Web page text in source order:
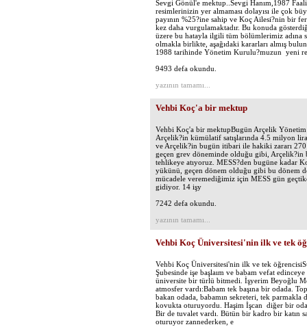
Sevgi Gönül'e mektup..Sevgi Hanım,1987
resimlerinizin yer almaması dolayısı ile çok
payının %25?ine sahip ve Koç Ailesi?nin bir
kez daha vurgulamaktadır. Bu konuda
üzere bu hatayla ilgili tüm bölümlerimiz adına
olmakla birlikte, aşağıdaki kararları almış
1988 tarihinde Yönetim Kurulu?muzun yeni
9493 defa okundu.
yazının tamamı...
Vehbi Koç'a bir mektup
Vehbi Koç'a bir mektupBugün Arçelik Yönetim
Arçelik?in kümülatif satışlarında 4.5 milyon
ve Arçelik?in bugün itibari ile hakiki zararı
geçen grev döneminde olduğu gibi, Arçelik?in
tehlikeye atıyoruz. MESS?den bugüne kadar
yükünü, geçen dönem olduğu gibi bu dönem
mücadele veremediğimiz için MESS gün
gidiyor. 14 işy
7242 defa okundu.
yazının tamamı...
Vehbi Koç Üniversitesi'nin ilk ve tek
Vehbi Koç Üniversitesi'nin ilk ve tek
Şubesinde işe başlaım ve babam vefat
üniversite bir türlü bitmedi. İşyerim Beyoğlu
atmosfer vardı:Babam tek başına bir odada.
bakan odada, babamın sekreteri, tek
kovukta oturuyordu. Haşim İşcan diğer bir
Bir de tuvalet vardı. Bütün bir kadro bir katın
oturuyor zannederken, e